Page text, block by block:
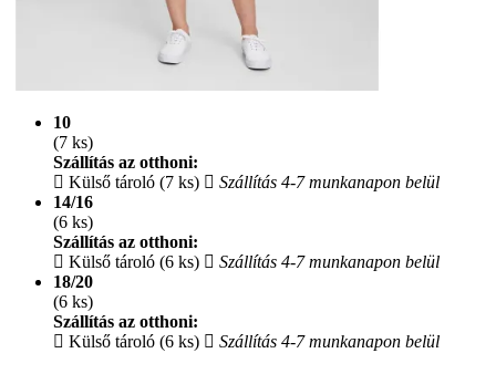
10
(7 ks)
Szállítás az otthoni:
Külső tároló (7 ks)
Szállítás 4-7 munkanapon belül
14/16
(6 ks)
Szállítás az otthoni:
Külső tároló (6 ks)
Szállítás 4-7 munkanapon belül
18/20
(6 ks)
Szállítás az otthoni:
Külső tároló (6 ks)
Szállítás 4-7 munkanapon belül